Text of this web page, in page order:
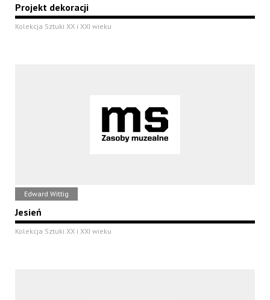
Projekt dekoracji
Kolekcja Sztuki XX i XXI wieku
Edward Wittig
Jesień
Kolekcja Sztuki XX i XXI wieku